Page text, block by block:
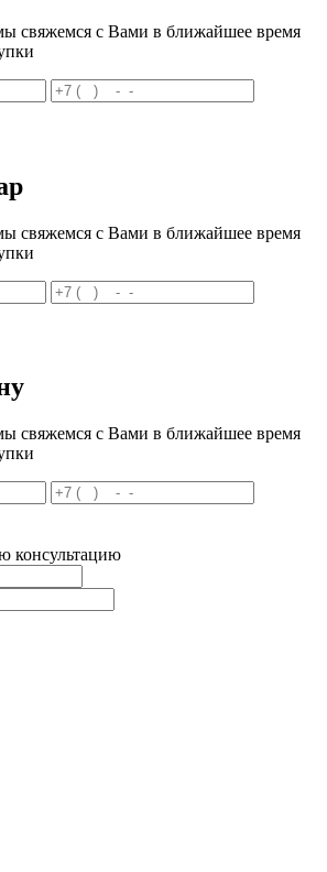
свяжемся с Вами в ближайшее время
свяжемся с Вами в ближайшее время
свяжемся с Вами в ближайшее время
консультацию